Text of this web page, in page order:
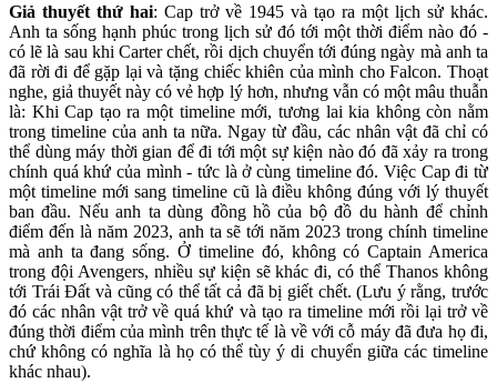
Giả thuyết thứ hai: Cap trở về 1945 và tạo ra một lịch sử khác.
Anh ta sống hạnh phúc trong lịch sử đó tới một thời điểm nào đó -
có lẽ là sau khi Carter chết, rồi dịch chuyển tới đúng ngày mà anh ta
đã rời đi để gặp lại và tặng chiếc khiên của mình cho Falcon. Thoạt
nghe, giả thuyết này có vẻ hợp lý hơn, nhưng vẫn có một mâu thuẫn
là: Khi Cap tạo ra một timeline mới, tương lai kia không còn nằm
trong timeline của anh ta nữa. Ngay từ đầu, các nhân vật đã chỉ có
thể dùng máy thời gian để đi tới một sự kiện nào đó đã xảy ra trong
chính quá khứ của mình - tức là ở cùng timeline đó. Việc Cap đi từ
một timeline mới sang timeline cũ là điều không đúng với lý thuyết
ban đầu. Nếu anh ta dùng đồng hồ của bộ đồ du hành để chỉnh
điểm đến là năm 2023, anh ta sẽ tới năm 2023 trong chính timeline
mà anh ta đang sống. Ở timeline đó, không có Captain America
trong đội Avengers, nhiều sự kiện sẽ khác đi, có thể Thanos không
tới Trái Đất và cũng có thể tất cả đã bị giết chết. (Lưu ý rằng, trước
đó các nhân vật trở về quá khứ và tạo ra timeline mới rồi lại trở về
đúng thời điểm của mình trên thực tế là về với cỗ máy đã đưa họ đi,
chứ không có nghĩa là họ có thể tùy ý di chuyển giữa các timeline
khác nhau).